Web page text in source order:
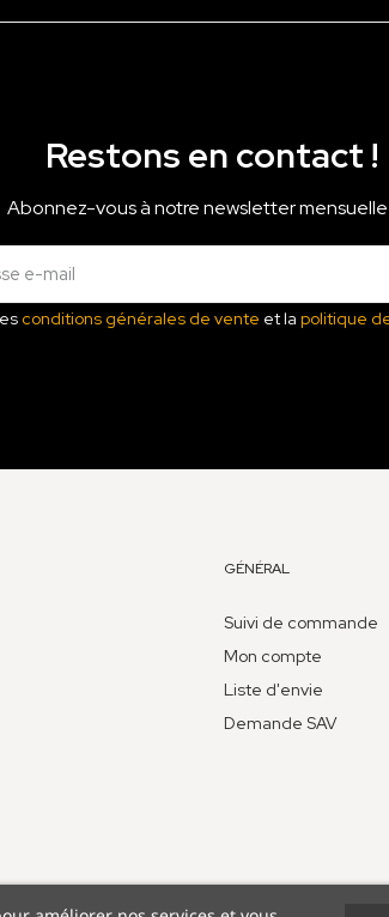
Restons en contact !
Abonnez-vous à notre newsletter mensuelle
conditions générales de vente et la politique
GÉNÉRAL
Suivi de commande
Mon compte
Liste d'envie
Demande SAV